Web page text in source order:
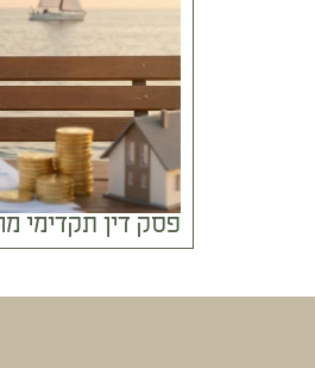
פסק דין תקדימי